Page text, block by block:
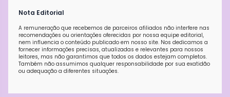
Nota Editorial
A remuneração que recebemos de parceiros afiliados não interfere nas
recomendações ou orientações oferecidas por nossa equipe editorial,
nem influencia o conteúdo publicado em nosso site. Nos dedicamos a
fornecer informações precisas, atualizadas e relevantes para nossos
leitores, mas não garantimos que todos os dados estejam completos.
Também não assumimos qualquer responsabilidade por sua exatidão
ou adequação a diferentes situações.